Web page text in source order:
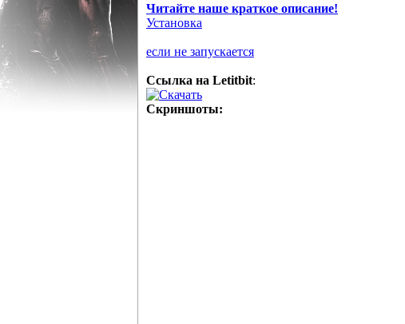
Читайте наше краткое описание!
Установка
если не запускается
Ссылка на Letitbit:
Скачать
Cкриншоты: